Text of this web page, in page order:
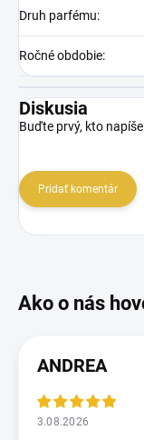
Druh parfému:
Ročné obdobie:
Diskusia
Buďte prvý, kto
Pridať komentár
ANDREA
3.08.2026